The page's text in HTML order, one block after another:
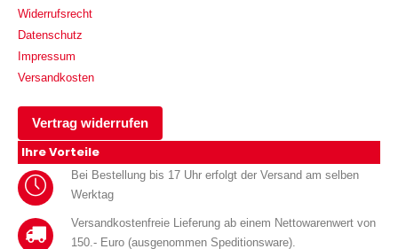
Widerrufsrecht
Datenschutz
Impressum
Versandkosten
Vertrag widerrufen
Ihre Vorteile
Bei Bestellung bis 17 Uhr erfolgt der Versand am selben
Werktag
Versandkostenfreie Lieferung ab einem Nettowarenwert von
150.- Euro (ausgenommen Speditionsware).